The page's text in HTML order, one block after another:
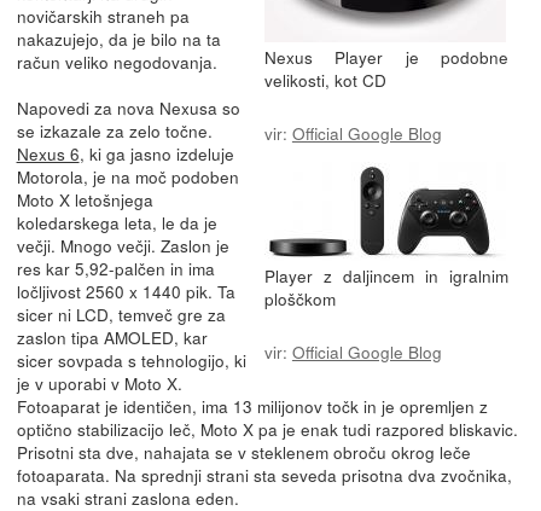
Nexus Player je podobne
velikosti, kot CD
vir: Official Google Blog
Player z daljincem in igralnim
ploščkom
vir: Official Google Blog
novičarskih straneh pa
nakazujejo, da je bilo na ta
račun veliko negodovanja.
Napovedi za nova Nexusa so
se izkazale za zelo točne.
Nexus 6, ki ga jasno izdeluje
Motorola, je na moč podoben
Moto X letošnjega
koledarskega leta, le da je
večji. Mnogo večji. Zaslon je
res kar 5,92-palčen in ima
ločljivost 2560 x 1440 pik. Ta
sicer ni LCD, temveč gre za
zaslon tipa AMOLED, kar
sicer sovpada s tehnologijo, ki
je v uporabi v Moto X.
Fotoaparat je identičen, ima 13 milijonov točk in je opremljen z
optično stabilizacijo leč, Moto X pa je enak tudi razpored bliskavic.
Prisotni sta dve, nahajata se v steklenem obroču okrog leče
fotoaparata. Na sprednji strani sta seveda prisotna dva zvočnika,
na vsaki strani zaslona eden.